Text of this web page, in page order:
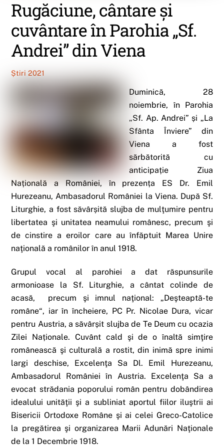
Rugăciune, cântare şi
cuvântare în Parohia „Sf.
Andrei” din Viena
Știri 2021
Duminică, 28
noiembrie, în Parohia
„Sf. Ap. Andrei” și „La
Sfânta Înviere” din
Viena a fost
sărbătorită cu
anticipație Ziua
Națională a României, în prezența ES Dr. Emil
Hurezeanu, Ambasadorul României la Viena. După Sf.
Liturghie, a fost săvârșită slujba de mulţumire pentru
libertatea şi unitatea neamului românesc, precum şi
de cinstire a eroilor care au înfăptuit Marea Unire
naţională a românilor în anul 1918.
Grupul vocal al parohiei a dat răspunsurile
armonioase la Sf. Liturghie, a cântat colinde de
acasă, precum şi imnul naţional: „Deşteaptă-te
române“, iar în încheiere, PC Pr. Nicolae Dura, vicar
pentru Austria, a săvârșit slujba de Te Deum cu ocazia
Zilei Naționale. Cuvânt cald şi de o înaltă simţire
românească şi culturală a rostit, din inimă spre inimi
largi deschise, Excelenţa Sa Dl. Emil Hurezeanu,
Ambasadorul României în Austria. Excelenţa Sa a
evocat strădania poporului român pentru dobândirea
idealului unităţii şi a subliniat aportul fiilor iluştrii ai
Bisericii Ortodoxe Române şi ai celei Greco-Catolice
la pregătirea şi organizarea Marii Adunări Naţionale
de la 1 Decembrie 1918.